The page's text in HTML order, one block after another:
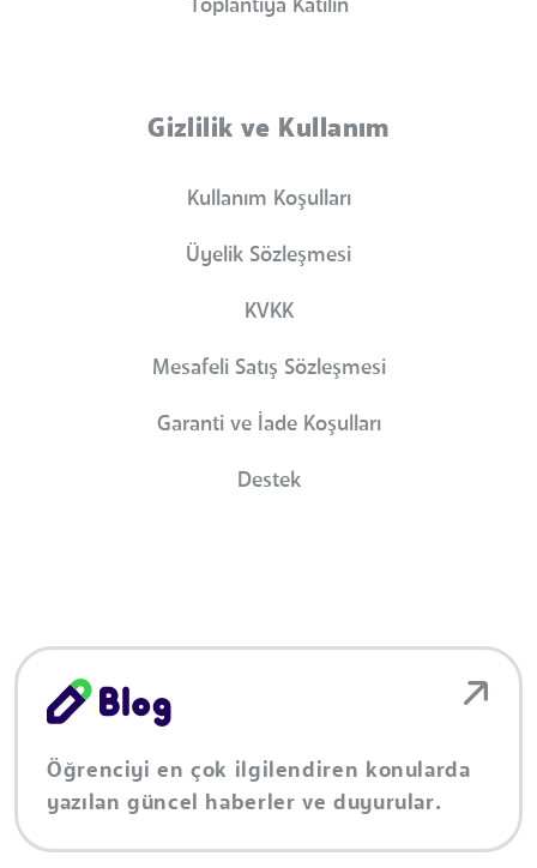
Toplantıya Katılın
Gizlilik ve Kullanım
Kullanım Koşulları
Üyelik Sözleşmesi
KVKK
Mesafeli Satış Sözleşmesi
Garanti ve İade Koşulları
Destek
Öğrenciyi en çok ilgilendiren konularda
yazılan güncel haberler ve duyurular.